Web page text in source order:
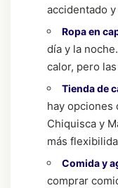
accidentado
Ropa en
día y la
calor, pero
Tienda de
hay opciones
Chiquisca y
más
Comida y
comprar